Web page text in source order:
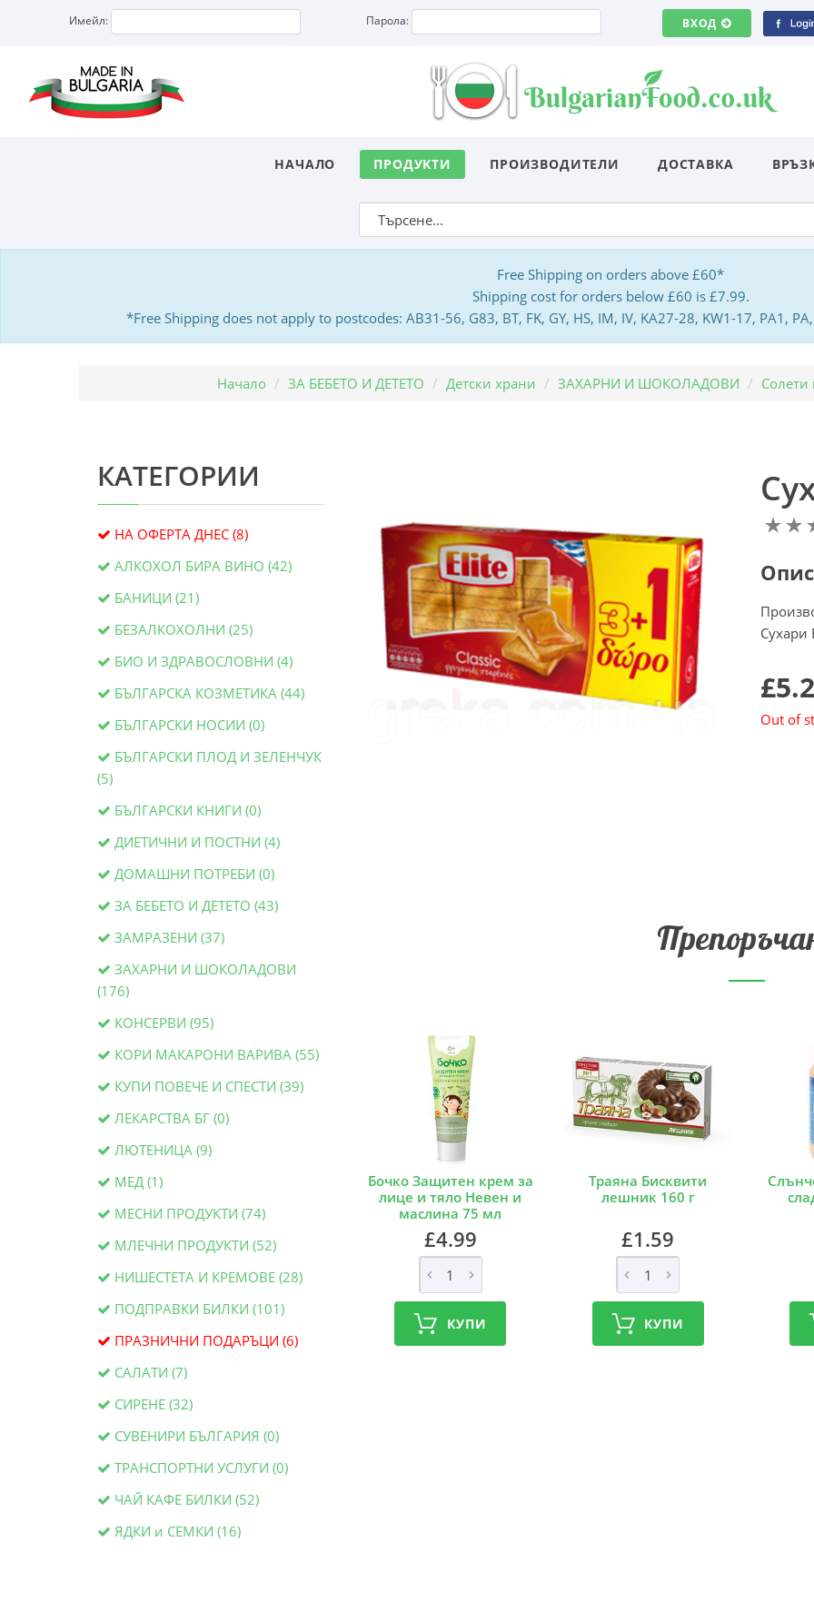
Имейл: Парола: ВХОД
НАЧАЛО ПРОДУКТИ ПРОИЗВОДИТЕЛИ ДОСТАВКА
Free Shipping on orders above £60*
Shipping cost for orders below £60 is £7.99.
*Free Shipping does not apply to postcodes: AB31-56, G83, BT, FK, GY, HS, IM, IV, KA27-28, KW1-17, PA1, PA,
Начало ЗА БЕБЕТО И ДЕТЕТО Детски храни ЗАХАРНИ И ШОКОЛАДОВИ Солети
КАТЕГОРИИ
НА ОФЕРТА ДНЕС (8)
АЛКОХОЛ БИРА ВИНО (42)
БАНИЦИ (21)
БЕЗАЛКОХОЛНИ (25)
БИО И ЗДРАВОСЛОВНИ (4)
БЪЛГАРСКА КОЗМЕТИКА (44)
БЪЛГАРСКИ НОСИИ (0)
БЪЛГАРСКИ ПЛОД И ЗЕЛЕНЧУК
(5)
БЪЛГАРСКИ КНИГИ (0)
ДИЕТИЧНИ И ПОСТНИ (4)
ДОМАШНИ ПОТРЕБИ (0)
ЗА БЕБЕТО И ДЕТЕТО (43)
ЗАМРАЗЕНИ (37)
ЗАХАРНИ И ШОКОЛАДОВИ
(176)
КОНСЕРВИ (95)
КОРИ МАКАРОНИ ВАРИВА (55)
КУПИ ПОВЕЧЕ И СПЕСТИ (39)
ЛЕКАРСТВА БГ (0)
ЛЮТЕНИЦА (9)
МЕД (1)
МЕСНИ ПРОДУКТИ (74)
МЛЕЧНИ ПРОДУКТИ (52)
НИШЕСТЕТА И КРЕМОВЕ (28)
ПОДПРАВКИ БИЛКИ (101)
ПРАЗНИЧНИ ПОДАРЪЦИ (6)
САЛАТИ (7)
СИРЕНЕ (32)
СУВЕНИРИ БЪЛГАРИЯ (0)
ТРАНСПОРТНИ УСЛУГИ (0)
ЧАЙ КАФЕ БИЛКИ (52)
ЯДКИ и СЕМКИ (16)
Сухари
Out of
Бочко Защитен крем за
лице и тяло Невен и
маслина 75 мл
£4.99
КУПИ
Траяна Бисквити
лешник 160 г
£1.59
КУПИ